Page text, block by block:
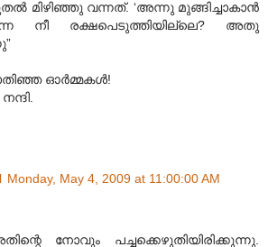
മിഴിഞ്ഞു വന്നത്. ‘അന്നു മുങ്ങിച്ചാകാൻ
നീ രക്ഷപെടുത്തിയില്ലെ? അതു
ഓര്‍മ്മകള്‍!
Monday, May 4, 2009 at 11:00:00 AM
നോവും പച്ചക്കെഴുതിയിരിക്കുന്നു.